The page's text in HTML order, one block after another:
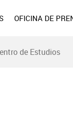
OFICINA DE
de Estudios